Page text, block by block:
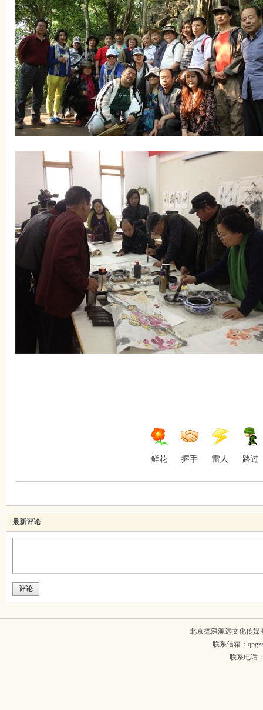
鲜花 握手 雷人 路过
最新评论
评论
北京德深源远文化传
联系信箱：
联系电话